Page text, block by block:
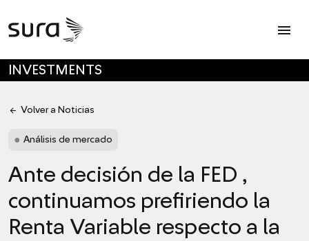
menu
INVESTMENTS
arrow_back Volver a Noticias
● Análisis de mercado
Ante decisión de la FED ,
continuamos prefiriendo la
Renta Variable respecto a la